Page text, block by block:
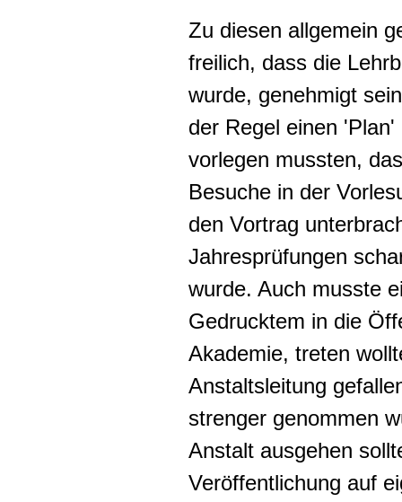
Zu diesen allgemein
freilich, dass die
wurde, genehmigt
der Regel einen
vorlegen mussten,
Besuche in der
den Vortrag
Jahresprüfungen
wurde. Auch musste
Gedrucktem in die
Akademie, treten
Anstaltsleitung
strenger genommen
Anstalt ausgehen
Veröffentlichung auf